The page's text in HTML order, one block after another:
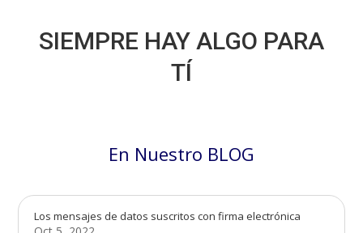
SIEMPRE HAY ALGO PARA
TÍ
En Nuestro BLOG
Los mensajes de datos suscritos con firma electrónica